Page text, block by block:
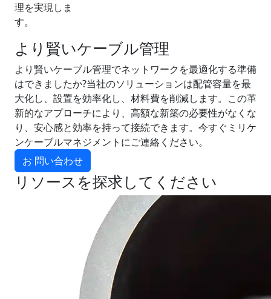
理を実現しま
す。
より賢いケーブル管理
より賢いケーブル管理でネットワークを最適化する準備
はできましたか?当社のソリューションは配管容量を最
大化し、設置を効率化し、材料費を削減します。この革
新的なアプローチにより、高額な新築の必要性がなくな
り、安心感と効率を持って接続できます。今すぐミリケ
ンケーブルマネジメントにご連絡ください。
お 問い合わせ
リソースを探求してください